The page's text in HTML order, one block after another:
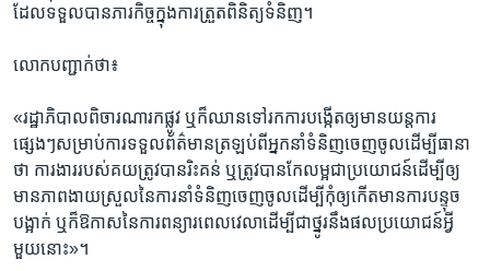
ដែល​ទទួល​បាន​ភារកិច្ច​ក្នុង​ការ​ត្រួត​ពិនិត្យ​ទំនិញ។
លោក​បញ្ជាក់​ថា៖​
«រដ្ឋាភិបាល​ពិចារណា​រក​ផ្លូវ​ ឬ​ក៏​ឈាន​ទៅ​រក​ការ​បង្កើត​ឲ្យ​មាន​យន្តការ​
ផ្សេងៗ​សម្រាប់​ការទទួល​ព័ត៌មាន​ត្រឡប់​ពី​អ្នក​នាំ​ទំនិញ​ចេញ​ចូល​ដើម្បី​ធានា​
ថា​ ​ការងារ​របស់​គយ​ត្រូវ​បាន​រិះគន់ ​ឬ​ត្រូវ​បាន​កែ​លម្អ​ជា​ប្រយោជន៍​ដើម្បី​ឲ្យ​
មាន​ភាព​ងាយ​ស្រួល​នៃ​ការ​នាំ​ទំនិញ​ចេញ​ចូលដើម្បី​កុំ​ឲ្យ​កើត​មាន​ការ​បន្ទុច​
បង្អាក់ ​ឬ​ក៏​ឱកាស​នៃ​ការ​ពន្យារ​ពេលវេលា​ដើម្បី​ជា​ថ្នូរ​នឹង​ផល​ប្រយោជន៍​អ្វី​
មួយ​នោះ»។​